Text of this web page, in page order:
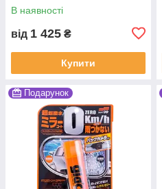
В наявності
від 1 425 ₴
Купити
Подарунок